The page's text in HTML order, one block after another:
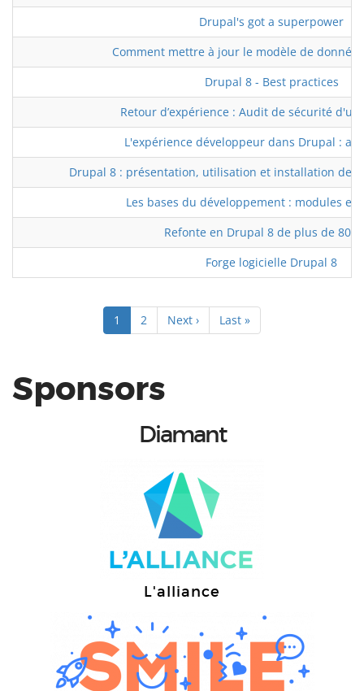
Drupal's got a superpower
Comment mettre à jour le modèle de
Drupal 8 - Best practices
Retour d’expérience : Audit de sécurité
L'expérience développeur dans Drupal :
Drupal 8 : présentation, utilisation et installation de
Les bases du développement : modules et
Refonte en Drupal 8 de plus de 80
Forge logicielle Drupal 8
Page
courante
1 Page
2
Page
suivante
Next ›
Dernière
page
Last »
Sponsors
Diamant
L'alliance